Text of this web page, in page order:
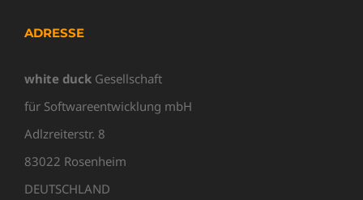
ADRESSE
white duck Gesellschaft
für Softwareentwicklung mbH
Adlzreiterstr. 8
83022 Rosenheim
DEUTSCHLAND